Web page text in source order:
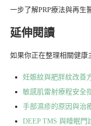
一步了解PRP療法與再生
延伸閱讀
如果你正在整理相關健康
妊娠紋與肥胖紋改善
敏感肌雷射療程安全
手部濕疹的原因與治
DEEP TMS 與睡眠